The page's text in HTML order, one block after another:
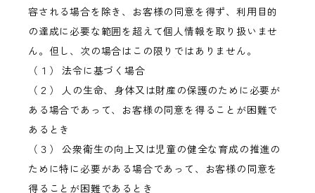
容される場合を除き、お客様の同意を得ず、利用目的
の達成に必要な範囲を超えて個人情報を取り扱いませ
ん。但し、次の場合はこの限りではありません。
（１） 法令に基づく場合
（２） 人の生命、身体又は財産の保護のために必要が
ある場合であって、お客様の同意を得ることが困難で
あるとき
（３） 公衆衛生の向上又は児童の健全な育成の推進の
ために特に必要がある場合であって、お客様の同意を
得ることが困難であるとき